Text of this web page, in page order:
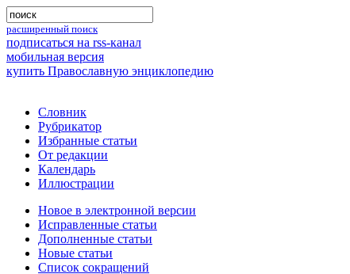
расширенный поиск
подписаться на rss-канал
мобильная версия
купить Православную энциклопедию
Словник
Рубрикатор
Избранные статьи
От редакции
Календарь
Иллюстрации
Новое в электронной версии
Исправленные статьи
Дополненные статьи
Новые статьи
Список сокращений